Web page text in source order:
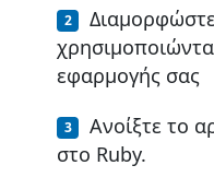
εφαρμογής σας
Ανοίξτε το
στο Ruby.